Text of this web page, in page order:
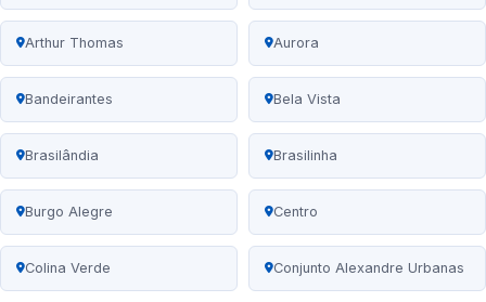
Arthur Thomas Aurora
Bandeirantes Bela Vista
Brasilândia Brasilinha
Burgo Alegre Centro
Colina Verde Conjunto Alexandre Urbanas